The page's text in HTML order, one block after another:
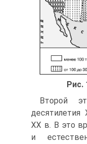
Второй
XX в. В это
и